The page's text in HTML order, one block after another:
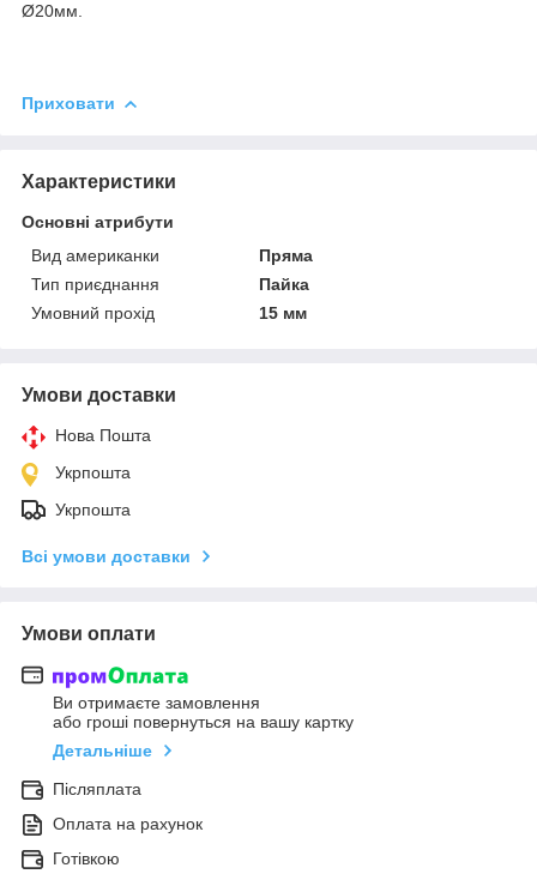
Ø20мм.
Приховати
Характеристики
Основні атрибути
Вид американки
Пряма
Тип приєднання
Пайка
Умовний прохід
15 мм
Умови доставки
Нова Пошта
Укрпошта
Укрпошта
Всі умови доставки
Умови оплати
Ви отримаєте замовлення
або гроші повернуться на вашу картку
Детальніше
Післяплата
Оплата на рахунок
Готівкою